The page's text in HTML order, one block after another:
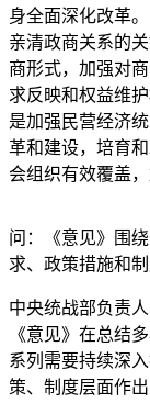
身全面深化改革
亲清政商关系的
商形式，加强对
求反映和权益维
是加强民营经济
革和建设，培育
会组织有效覆盖
问：《意见》围
求、政策措施和制
中央统战部负责人
《意见》在总结
系列需要持续深
策、制度层面作